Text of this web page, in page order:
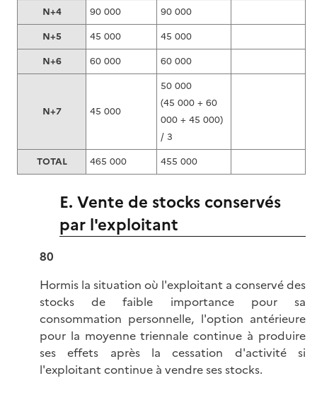
N+4
90 000
90 000
N+5
45 000
45 000
N+6
60 000 60 000
N+7 45 000
50 000
(45 000 + 60
000 + 45 000)
/ 3
TOTAL
465 000 455 000
E. Vente de stocks conservés
par l'exploitant
80
Hormis la situation où l'exploitant a conservé des
stocks de faible importance pour sa
consommation personnelle, l'option antérieure
pour la moyenne triennale continue à produire
ses effets après la cessation d'activité si
l'exploitant continue à vendre ses stocks.